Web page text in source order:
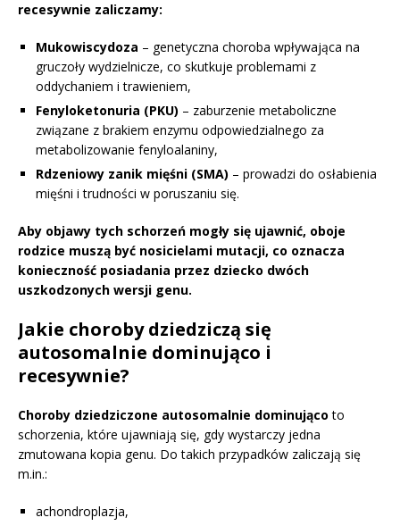
recesywnie zaliczamy:
Mukowiscydoza – genetyczna choroba wpływająca na
gruczoły wydzielnicze, co skutkuje problemami z
oddychaniem i trawieniem,
Fenyloketonuria (PKU) – zaburzenie metaboliczne
związane z brakiem enzymu odpowiedzialnego za
metabolizowanie fenyloalaniny,
Rdzeniowy zanik mięśni (SMA) – prowadzi do osłabienia
mięśni i trudności w poruszaniu się.
Aby objawy tych schorzeń mogły się ujawnić, oboje
rodzice muszą być nosicielami mutacji, co oznacza
konieczność posiadania przez dziecko dwóch
uszkodzonych wersji genu.
Jakie choroby dziedziczą się
autosomalnie dominująco i
recesywnie?
Choroby dziedziczone autosomalnie dominująco to
schorzenia, które ujawniają się, gdy wystarczy jedna
zmutowana kopia genu. Do takich przypadków zaliczają się
m.in.:
achondroplazja,